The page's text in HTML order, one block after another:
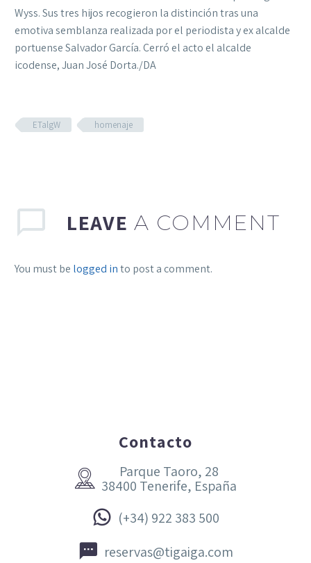
Wyss. Sus tres hijos recogieron la distinción tras una
emotiva semblanza realizada por el periodista y ex alcalde
portuense Salvador García. Cerró el acto el alcalde
icodense, Juan José Dorta./DA
ETalgW homenaje
LEAVE A COMMENT
You must be logged into post a comment.
Contacto


Parque Taoro, 28
38400 Tenerife, España

 (+34) 922 383 500

 reservas@tigaiga.com